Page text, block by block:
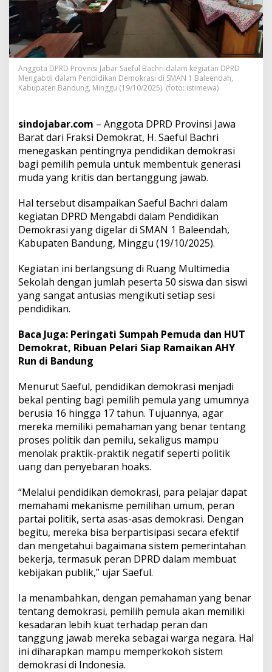
k
P
e
t
i
y
a
P
e
d
d
i
k
a
n
e
m
o
s
i
b
a
i
P
e
m
l
i
h
e
u
l
a
Anggota DPRD Provinsi Jabar Saeful Bachri dalam kegiatan DPRD
Mengabdi dalam Pendidikan Demokrasi di SMAN 1 Baleendah,
Kabupaten Bandung, Minggu (19/10/2025). (foto: istimewa)
sindojabar.com – Anggota DPRD Provinsi Jawa
Barat dari Fraksi Demokrat, H. Saeful Bachri
menegaskan pentingnya pendidikan demokrasi
bagi pemilih pemula untuk membentuk generasi
muda yang kritis dan bertanggung jawab.
Hal tersebut disampaikan Saeful Bachri dalam
kegiatan DPRD Mengabdi dalam Pendidikan
Demokrasi yang digelar di SMAN 1 Baleendah,
Kabupaten Bandung, Minggu (19/10/2025).
Kegiatan ini berlangsung di Ruang Multimedia
Sekolah dengan jumlah peserta 50 siswa dan siswi
yang sangat antusias mengikuti setiap sesi
pendidikan.
Baca Juga: Peringati Sumpah Pemuda dan HUT
Demokrat, Ribuan Pelari Siap Ramaikan AHY
Run di Bandung
Menurut Saeful, pendidikan demokrasi menjadi
bekal penting bagi pemilih pemula yang umumnya
berusia 16 hingga 17 tahun. Tujuannya, agar
mereka memiliki pemahaman yang benar tentang
proses politik dan pemilu, sekaligus mampu
menolak praktik-praktik negatif seperti politik
uang dan penyebaran hoaks.
“Melalui pendidikan demokrasi, para pelajar dapat
memahami mekanisme pemilihan umum, peran
partai politik, serta asas-asas demokrasi. Dengan
begitu, mereka bisa berpartisipasi secara efektif
dan mengetahui bagaimana sistem pemerintahan
bekerja, termasuk peran DPRD dalam membuat
kebijakan publik,” ujar Saeful.
Ia menambahkan, dengan pemahaman yang benar
tentang demokrasi, pemilih pemula akan memiliki
kesadaran lebih kuat terhadap peran dan
tanggung jawab mereka sebagai warga negara. Hal
ini diharapkan mampu memperkokoh sistem
demokrasi di Indonesia.